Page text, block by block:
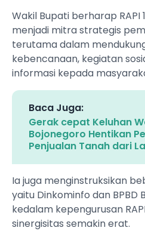
Wakil Bupati berharap RAPI
menjadi mitra strategis
terutama dalam
kebencanaan, kegiatan
informasi kepada
Baca Juga:
Gerak cepat Keluhan
Bojonegoro Hentikan
Penjualan Tanah dari
Ia juga menginstruksikan
yaitu Dinkominfo dan BPBD
kedalam kepengurusan
sinergisitas semakin erat.